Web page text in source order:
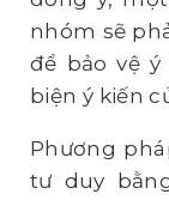
nhóm sẽ
để bảo vệ
biện ý kiến
Phương
tư duy